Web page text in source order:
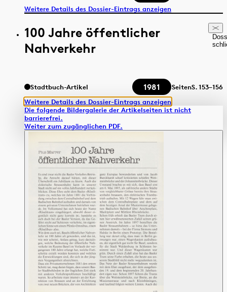
Weitere Details des Dossier-Eintrags anzeigen
100 Jahre öffentlicher
Nahverkehr
Stadtbuch-Artikel 1981 SeitenS.153–156
Weitere Details des Dossier-Eintrags anzeigen
Die folgende Bildergalerie der Artikelseiten ist nicht
barrierefrei.
Weiter zum zugänglichen PDF.